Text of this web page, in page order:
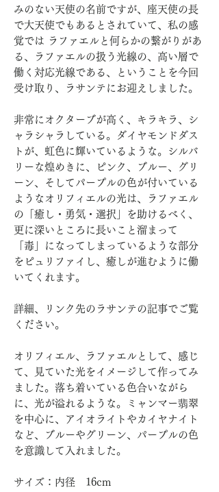
みのない天使の名前ですが、座天使の長
で大天使でもあるとされていて、私の感
覚では ラファエルと何らかの繋がりがあ
る、ラファエルの扱う光線の、高い層で
働く対応光線である、ということを今回
受け取り、ラサンテにお迎えしました。
非常にオクターブが高く、キラキラ、シ
ャラシャラしている。ダイヤモンドダス
トが、虹色に輝いているような。シルバ
リーな煌めきに、ピンク、ブルー、グリ
ーン、そしてパープルの色が付いている
ようなオリフィエルの光は、ラファエル
の「癒し・勇気・選択」を助けるべく、
更に深いところに長いこと溜まって
「毒」になってしまっているような部分
をピュリファイし、癒しが進むように働
いてくれます。
詳細、リンク先のラサンテの記事でご覧
ください。
オリフィエル、ラファエルとして、感じ
て、見ていた光をイメージして作ってみ
ました。落ち着いている色合いながら
に、光が溢れるような。ミャンマー翡翠
を中心に、アイオライトやカイヤナイト
など、ブルーやグリーン、パープルの色
を意識して入れました。
サイズ：内径 16cm